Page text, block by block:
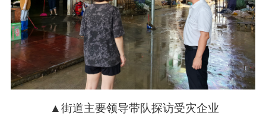
▲街道主要领导带队探访受灾企业